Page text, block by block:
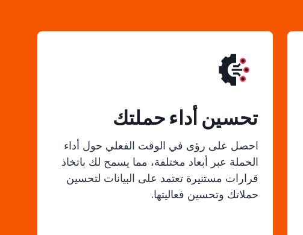
تحسين أداء حملتك
احصل على رؤى في الوقت الفعلي حول أداء
الحملة عبر أبعاد مختلفة، مما يسمح لك باتخاذ
قرارات مستنيرة تعتمد على البيانات لتحسين
حملاتك وتحسين فعاليتها.